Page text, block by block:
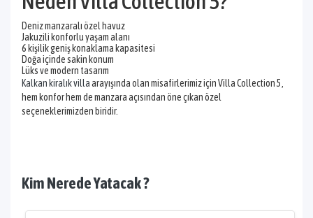
Deniz manzaralı özel havuz
Jakuzili konforlu yaşam alanı
6 kişilik geniş konaklama kapasitesi
Doğa içinde sakin konum
Lüks ve modern tasarım
Kalkan kiralık villaarayışında olan misafirlerimiz için Villa Collection 5,
hem konfor hem de manzara açısından öne çıkan özel
seçeneklerimizden biridir.
Kim Nerede Yatacak ?